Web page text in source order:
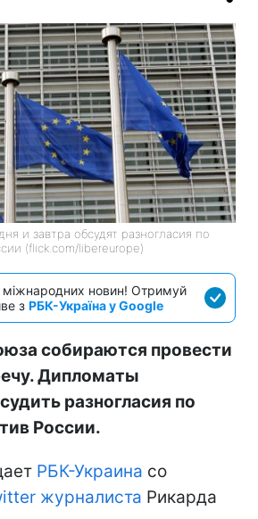
и завтра обсудят разногласия по
(flick.com/libereurope)
новин! Отримуй
з РБК-Україна у Google
собираются провести
Дипломаты
разногласия по
России.
РБК-Украина со
журналиста Рикарда